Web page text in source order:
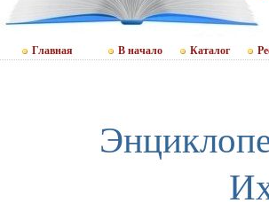
Главная В начало Каталог